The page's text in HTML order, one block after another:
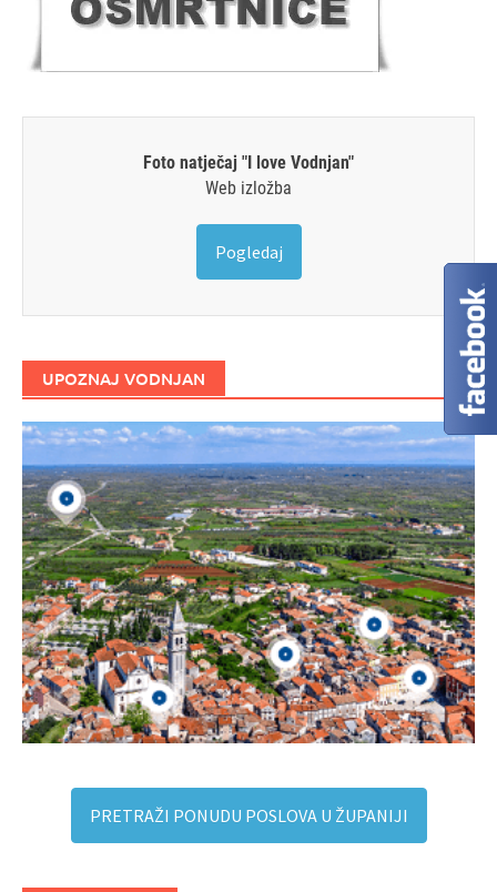
Foto natječaj "I love Vodnjan"
Web izložba
Pogledaj
UPOZNAJ VODNJAN
PRETRAŽI PONUDU POSLOVA U ŽUPANIJI